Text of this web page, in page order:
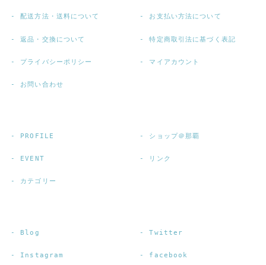
配送方法・送料について お支払い方法について
返品・交換について 特定商取引法に基づく表記
プライバシーポリシー マイアカウント
お問い合わせ
PROFILE ショップ＠那覇
EVENT リンク
カテゴリー
Blog Twitter
Instagram facebook